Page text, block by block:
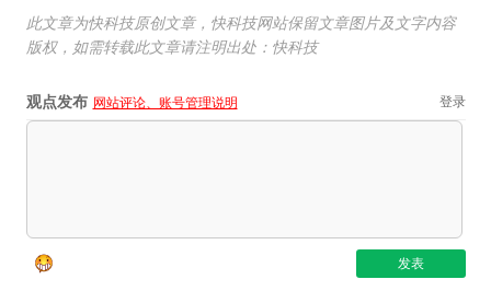
此文章为快科技原创文章，快科技网站保留文章图片及文字内容
版权，如需转载此文章请注明出处：快科技
观点发布 网站评论、账号管理说明 登录